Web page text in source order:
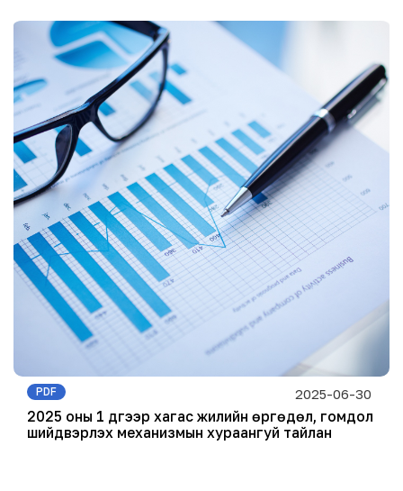
PDF
2025-06-30
2025 оны 1 дүгээр хагас жилийн өргөдөл, гомдол
шийдвэрлэх механизмын хураангуй тайлан